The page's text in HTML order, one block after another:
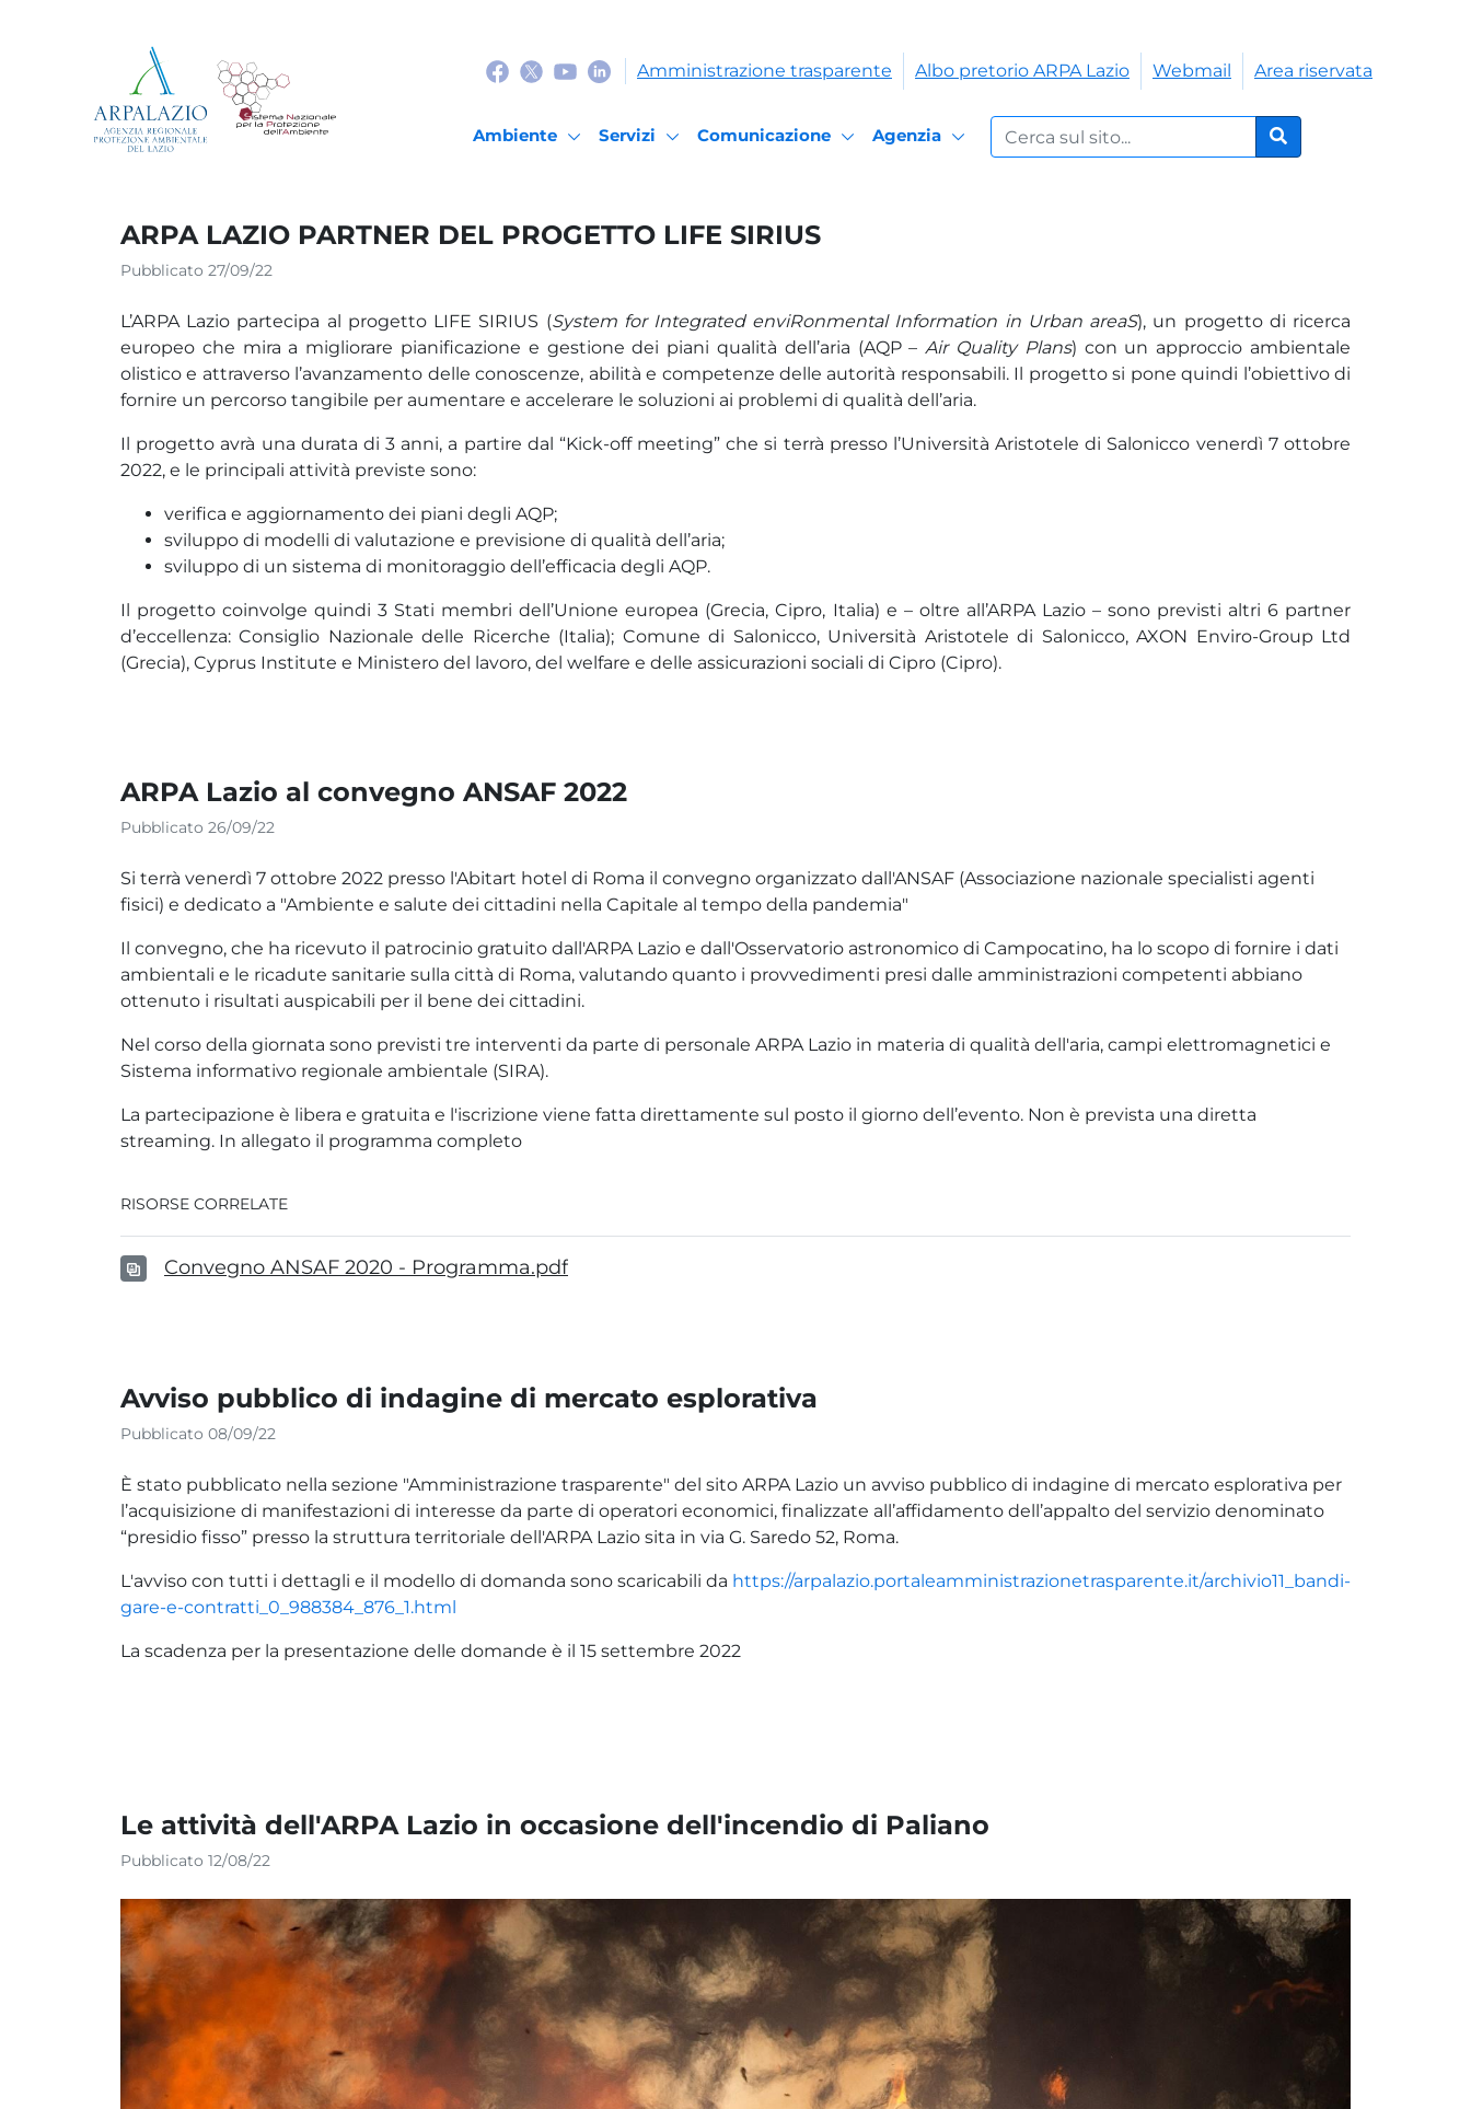
Amministrazione trasparente Albo pretorio ARPA Lazio Webmail Area riservata
Ambiente Servizi Comunicazione Agenzia
Cerca nel sito:
Cerca
ARPA LAZIO PARTNER DEL PROGETTO LIFE SIRIUS
Pubblicato 27/09/22
L’ARPA Lazio partecipa al progetto LIFE SIRIUS (System for Integrated enviRonmental Information in Urban areaS), un progetto di ricerca
europeo che mira a migliorare pianificazione e gestione dei piani qualità dell’aria (AQP – Air Quality Plans) con un approccio ambientale
olistico e attraverso l’avanzamento delle conoscenze, abilità e competenze delle autorità responsabili. Il progetto si pone quindi l’obiettivo di
fornire un percorso tangibile per aumentare e accelerare le soluzioni ai problemi di qualità dell’aria.
Il progetto avrà una durata di 3 anni, a partire dal “Kick-off meeting” che si terrà presso l’Università Aristotele di Salonicco venerdì 7 ottobre
2022, e le principali attività previste sono:
verifica e aggiornamento dei piani degli AQP;
sviluppo di modelli di valutazione e previsione di qualità dell’aria;
sviluppo di un sistema di monitoraggio dell’efficacia degli AQP.
Il progetto coinvolge quindi 3 Stati membri dell’Unione europea (Grecia, Cipro, Italia) e – oltre all’ARPA Lazio – sono previsti altri 6 partner
d’eccellenza: Consiglio Nazionale delle Ricerche (Italia); Comune di Salonicco, Università Aristotele di Salonicco, AXON Enviro-Group Ltd
(Grecia), Cyprus Institute e Ministero del lavoro, del welfare e delle assicurazioni sociali di Cipro (Cipro).
ARPA Lazio al convegno ANSAF 2022
Pubblicato 26/09/22
Si terrà venerdì 7 ottobre 2022 presso l'Abitart hotel di Roma il convegno organizzato dall'ANSAF (Associazione nazionale specialisti agenti
fisici) e dedicato a "Ambiente e salute dei cittadini nella Capitale al tempo della pandemia"
Il convegno, che ha ricevuto il patrocinio gratuito dall'ARPA Lazio e dall'Osservatorio astronomico di Campocatino, ha lo scopo di fornire i dati
ambientali e le ricadute sanitarie sulla città di Roma, valutando quanto i provvedimenti presi dalle amministrazioni competenti abbiano
ottenuto i risultati auspicabili per il bene dei cittadini.
Nel corso della giornata sono previsti tre interventi da parte di personale ARPA Lazio in materia di qualità dell'aria, campi elettromagnetici e
Sistema informativo regionale ambientale (SIRA).
La partecipazione è libera e gratuita e l'iscrizione viene fatta direttamente sul posto il giorno dell’evento. Non è prevista una diretta
streaming. In allegato il programma completo
RISORSE CORRELATE
Convegno ANSAF 2020 - Programma.pdf
Avviso pubblico di indagine di mercato esplorativa
Pubblicato 08/09/22
È stato pubblicato nella sezione "Amministrazione trasparente" del sito ARPA Lazio un avviso pubblico di indagine di mercato esplorativa per
l’acquisizione di manifestazioni di interesse da parte di operatori economici, finalizzate all’affidamento dell’appalto del servizio denominato
“presidio fisso” presso la struttura territoriale dell'ARPA Lazio sita in via G. Saredo 52, Roma.
L'avviso con tutti i dettagli e il modello di domanda sono scaricabili da https://arpalazio.portaleamministrazionetrasparente.it/archivio11_bandi-
gare-e-contratti_0_988384_876_1.html
La scadenza per la presentazione delle domande è il 15 settembre 2022
Le attività dell'ARPA Lazio in occasione dell'incendio di Paliano
Pubblicato 12/08/22